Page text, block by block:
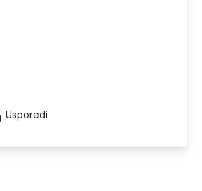
Usporedi